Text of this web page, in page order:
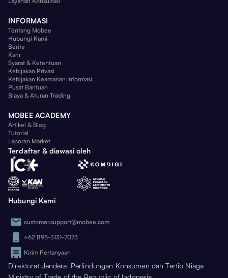
INFORMASI
Tentang Mobee
Hubungi Kami
Berita
Karir
Syarat & Ketentuan
Kebijakan Privasi
Kebijakan Keamanan Informasi
Pusat Bantuan
Biaya & Aturan Trading
MOBEE ACADEMY
Artikel & Blog
Tutorial
Laporan Market
Terdaftar & diawasi oleh
Hubungi Kami
customer.support@mobee.com
+62 895-3131-7073
Kirim Pertanyaan
Direktorat Jenderal Perlindungan Konsumen dan Tertib Niaga